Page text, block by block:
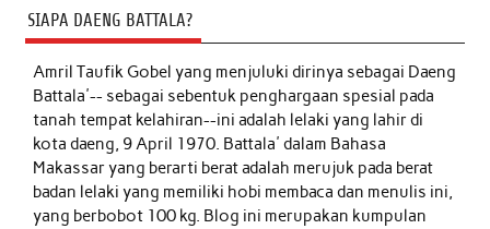
SIAPA DAENG BATTALA?
Amril Taufik Gobelyang menjuluki dirinya sebagai Daeng
Battala'-- sebagai sebentuk penghargaan spesial pada
tanah tempat kelahiran--ini adalah lelaki yang lahir di
kota daeng, 9 April 1970. Battala' dalam Bahasa
Makassar yang berarti berat adalah merujuk pada berat
badan lelaki yang memiliki hobi membaca dan menulis ini,
yang berbobot 100 kg. Blog ini merupakan kumpulan